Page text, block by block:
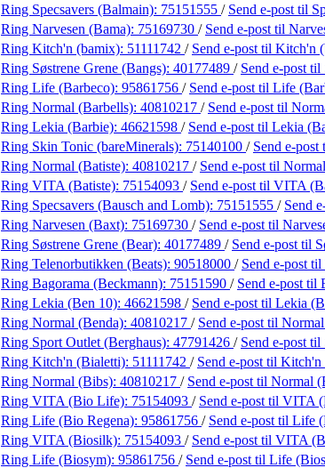
Ring Specsavers (Balmain): 75151555 / Send e-post til
Ring Narvesen (Bama): 75169730 / Send e-post til
Ring Kitch'n (bamix): 51111742 / Send e-post til Kitch'n
Ring Søstrene Grene (Bangs): 40177489 / Send e-post til
Ring Life (Barbeco): 95861756 / Send e-post til Life
Ring Normal (Barbells): 40810217 / Send e-post til
Ring Lekia (Barbie): 46621598 / Send e-post til Lekia
Ring Skin Tonic (bareMinerals): 75140100 / Send e-post
Ring Normal (Batiste): 40810217 / Send e-post til
Ring VITA (Batiste): 75154093 / Send e-post til VITA
Ring Specsavers (Bausch and Lomb): 75151555 / Send
Ring Narvesen (Baxt): 75169730 / Send e-post til
Ring Søstrene Grene (Bear): 40177489 / Send e-post til
Ring Telenorbutikken (Beats): 90518000 / Send e-post til
Ring Bagorama (Beckmann): 75151590 / Send e-post til
Ring Lekia (Ben 10): 46621598 / Send e-post til Lekia
Ring Normal (Benda): 40810217 / Send e-post til
Ring Sport Outlet (Berghaus): 47791426 / Send e-post til
Ring Kitch'n (Bialetti): 51111742 / Send e-post til Kitch'n
Ring Normal (Bibs): 40810217 / Send e-post til Normal
Ring VITA (Bio Life): 75154093 / Send e-post til VITA
Ring Life (Bio Regena): 95861756 / Send e-post til Life
Ring VITA (Biosilk): 75154093 / Send e-post til VITA
Ring Life (Biosym): 95861756 / Send e-post til Life